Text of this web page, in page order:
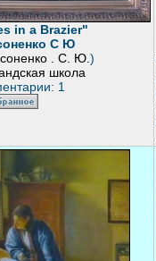
in a Brazier"
С Ю
. С. Ю. )
школа
1